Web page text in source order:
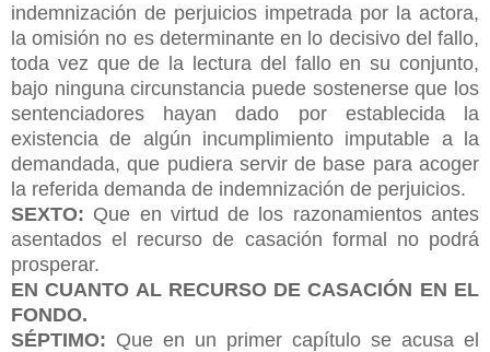
indemnización de perjuicios impetrada por la actora,
la omisión no es determinante en lo decisivo del fallo,
toda vez que de la lectura del fallo en su conjunto,
bajo ninguna circunstancia puede sostenerse que los
sentenciadores hayan dado por establecida la
existencia de algún incumplimiento imputable a la
demandada, que pudiera servir de base para acoger
la referida demanda de indemnización de perjuicios.
SEXTO: Que en virtud de los razonamientos antes
asentados el recurso de casación formal no podrá
prosperar.
EN CUANTO AL RECURSO DE CASACIÓN EN EL
FONDO.
SÉPTIMO: Que en un primer capítulo se acusa el